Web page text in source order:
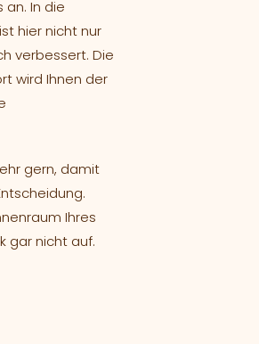
In die
hier nicht nur
verbessert. Die
wird Ihnen der
gern, damit
Ihres
gar nicht auf.